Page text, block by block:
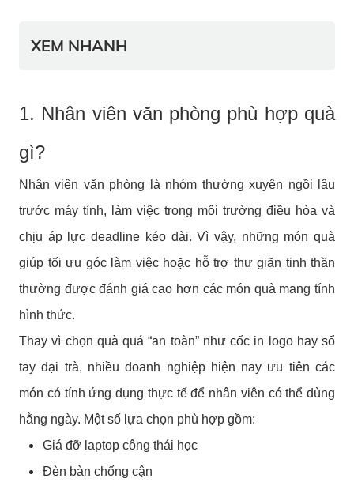
XEM NHANH
1. Nhân viên văn phòng phù hợp quà
gì?
Nhân viên văn phòng là nhóm thường xuyên ngồi lâu
trước máy tính, làm việc trong môi trường điều hòa và
chịu áp lực deadline kéo dài. Vì vậy, những món quà
giúp tối ưu góc làm việc hoặc hỗ trợ thư giãn tinh thần
thường được đánh giá cao hơn các món quà mang tính
hình thức.
Thay vì chọn quà quá “an toàn” như cốc in logo hay sổ
tay đại trà, nhiều doanh nghiệp hiện nay ưu tiên các
món có tính ứng dụng thực tế để nhân viên có thể dùng
hằng ngày. Một số lựa chọn phù hợp gồm:
Giá đỡ laptop công thái học
Đèn bàn chống cận